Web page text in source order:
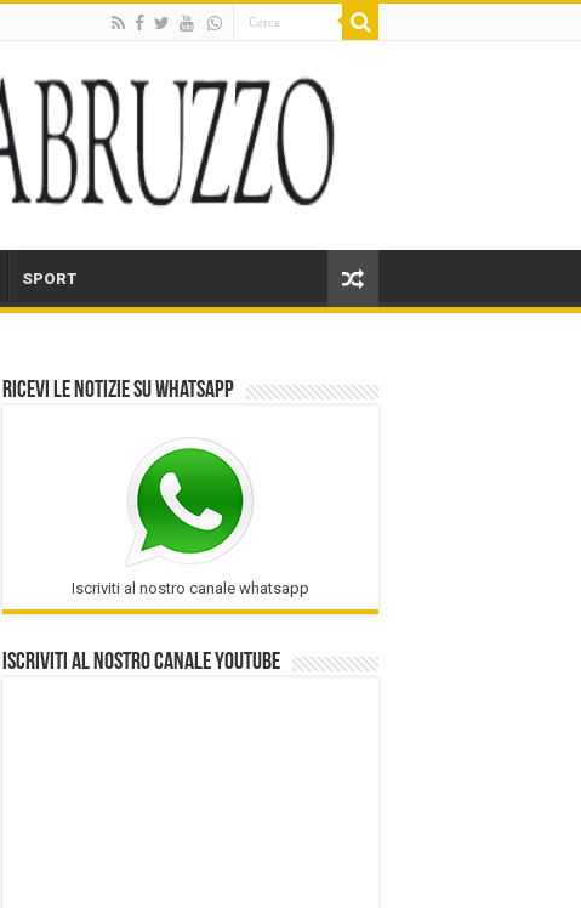
SPORT
Ricevi le notizie su Whatsapp
Iscriviti al nostro canale whatsapp
Iscriviti al nostro Canale Youtube